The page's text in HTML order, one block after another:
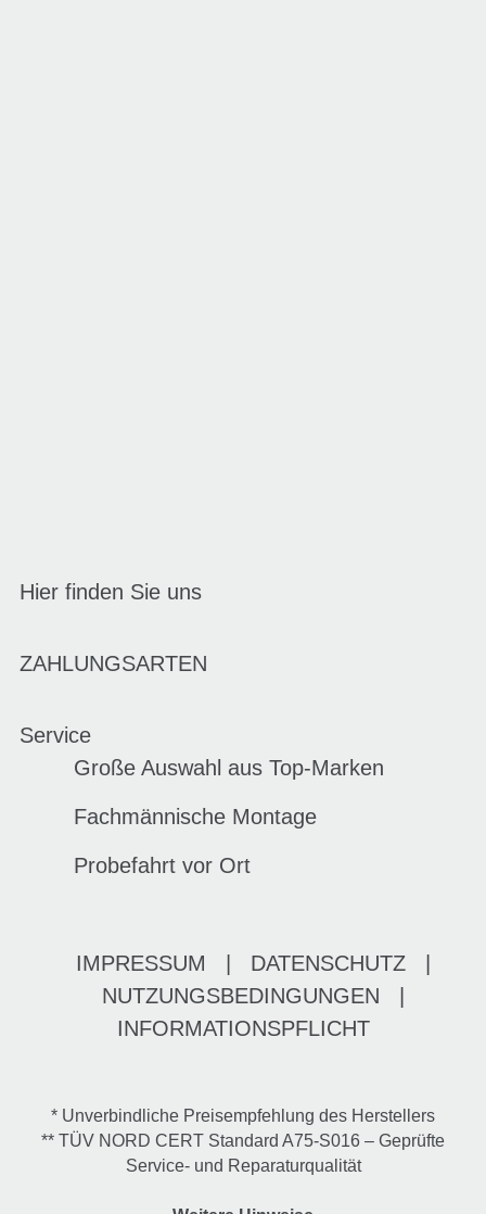
Hier finden Sie uns
ZAHLUNGSARTEN
Service
Große Auswahl aus Top-Marken
Fachmännische Montage
Probefahrt vor Ort
IMPRESSUM DATENSCHUTZ
NUTZUNGSBEDINGUNGEN
INFORMATIONSPFLICHT
* Unverbindliche Preisempfehlung des Herstellers
** TÜV NORD CERT Standard A75-S016 – Geprüfte
Service- und Reparaturqualität